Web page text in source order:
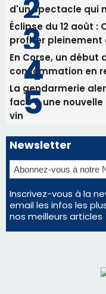
Commandant
Les plus lus
Satine Nomary est
Éclipse du 12 août :
d'un spectacle qui
Éclipse du 12 août :
profiter pleinement
En Corse, un début
consommation en
La gendarmerie
face à une nouvelle